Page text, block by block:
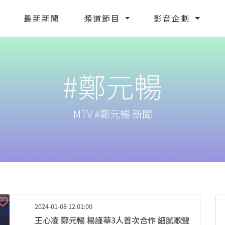
最新新聞 頻道節目 影音企劃
#鄭元暢
MTV #鄭元暢 新聞
2024-01-08 12:01:00
王心凌 鄭元暢 楊謹華3人首次合作 細膩歌聲